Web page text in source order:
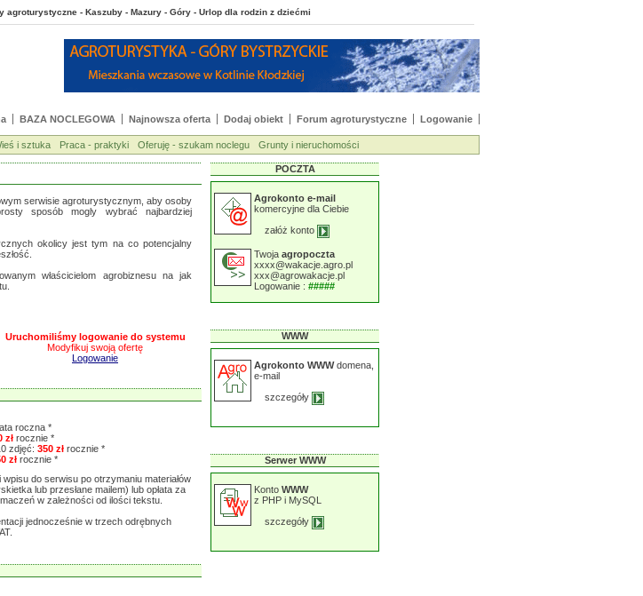
agroturystyczne - Kaszuby - Mazury - Góry - Urlop dla rodzin z dziećmi
BAZA NOCLEGOWA Najnowsza oferta Dodaj obiekt Forum agroturystyczne Logowanie
i sztuka Praca - praktyki Oferuję - szukam noclegu Grunty i nieruchomości
serwisie agroturystycznym, aby osoby
sposób mogly wybrać najbardziej
okolicy jest tym na co potencjalny
właścicielom agrobiznesu na jak
Uruchomiliśmy logowanie do systemu
Modyfikuj swoją ofertę
Logowanie
roczna *
zł rocznie *
zdjęć: 350 zł rocznie *
zł rocznie *
do serwisu po otrzymaniu materiałów
lub przesłane mailem) lub opłata za
w zależności od ilości tekstu.
jednocześnie w trzech odrębnych
POCZTA
Agrokonto e-mail
komercyjne dla Ciebie
załóż konto
Twoja agropoczta
xxxx@wakacje.agro.pl
xxx@agrowakacje.pl
Logowanie : #####
WWW
Agrokonto WWWdomena,
e-mail
szczegóły
Serwer WWW
Konto WWW
z PHP i MySQL
szczegóły